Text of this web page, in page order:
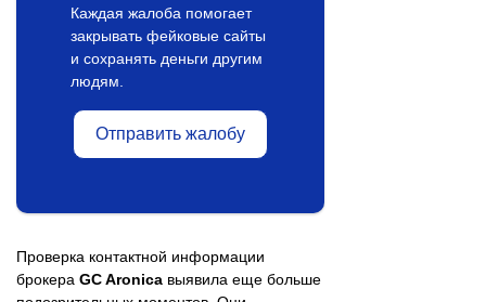
Каждая жалоба помогает
закрывать фейковые сайты
и сохранять деньги другим
людям.
Отправить жалобу
Проверка контактной информации
брокера GC Aronica выявила еще больше